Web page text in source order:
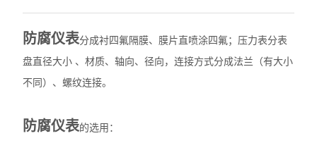
防腐仪表分成衬四氟隔膜、膜片直喷涂四氟；压力表分表
盘直径大小 、材质、轴向、径向，连接方式分成法兰（有大小
不同）、螺纹连接。
防腐仪表的选用：